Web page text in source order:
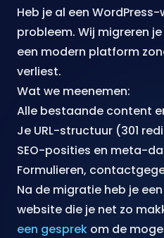
Heb je al een
probleem. Wij migreren
een modern platform
verliest.
Wat we meenemen:
Alle bestaande content
Je URL-structuur (301
SEO-posities en meta-
Formulieren,
Na de migratie heb je
website die je net zo
een gesprek om de